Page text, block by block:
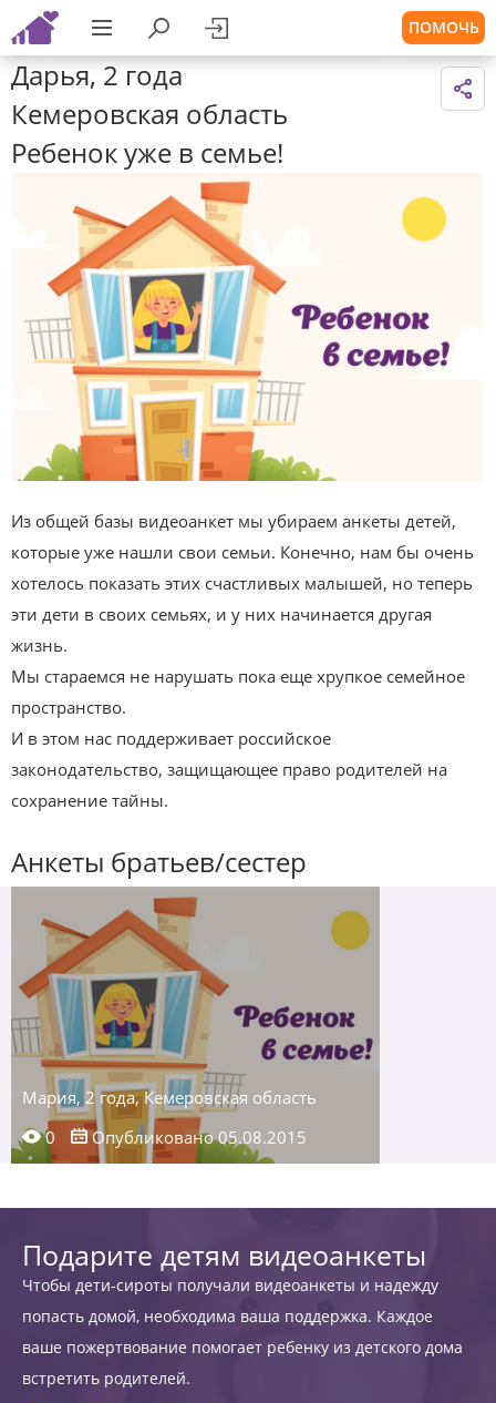
ПОМОЧЬ
Дарья, 2 года
Кемеровская область
Ребенок уже в семье!
Из общей базы видеоанкет мы убираем анкеты детей,
которые уже нашли свои семьи. Конечно, нам бы очень
хотелось показать этих счастливых малышей, но теперь
эти дети в своих семьях, и у них начинается другая
жизнь.
Мы стараемся не нарушать пока еще хрупкое семейное
пространство.
И в этом нас поддерживает российское
законодательство, защищающее право родителей на
сохранение тайны.
Анкеты братьев/сестер
Мария, 2 года, Кемеровская область
0
Опубликовано 05.08.2015
Подарите детям видеоанкеты
Чтобы дети-сироты получали видеоанкеты и надежду
попасть домой, необходима ваша поддержка. Каждое
ваше пожертвование помогает ребенку из детского дома
встретить родителей.